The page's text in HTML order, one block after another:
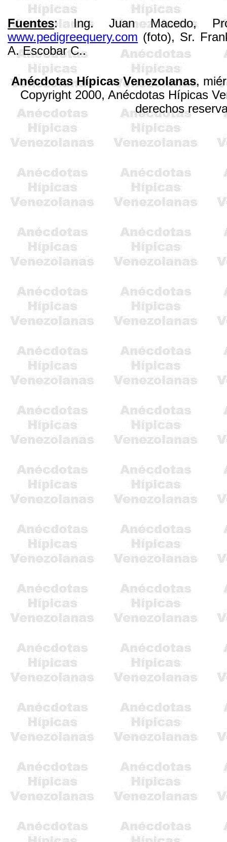
Fuentes: Ing. Juan Macedo,
www.pedigreequery.com (foto), Sr.
A. Escobar C..
Anécdotas Hípicas Venezolanas,
Copyright 2000, Anécdotas Hípicas
derechos